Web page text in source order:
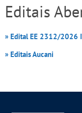
Editais
» Edital EE 2312/2026
» Editais Aucani